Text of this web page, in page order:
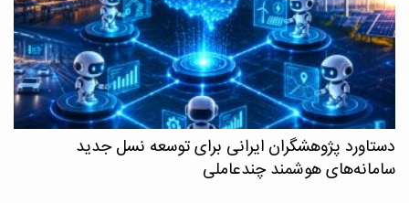
دستاورد پژوهشگران ایرانی برای توسعه نسل جدید
سامانه‌های هوشمند چندعاملی